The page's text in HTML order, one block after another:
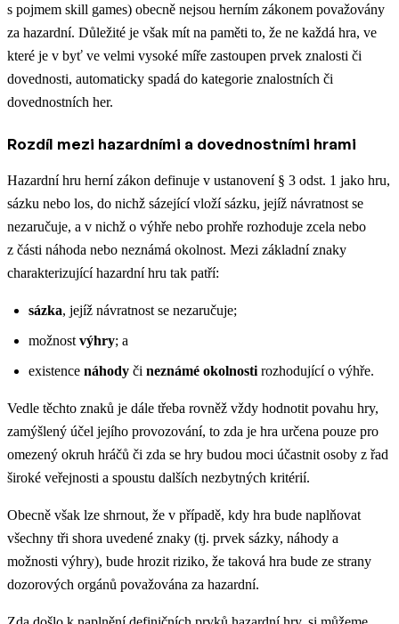
s pojmem skill games) obecně nejsou herním zákonem považovány
za hazardní. Důležité je však mít na paměti to, že ne každá hra, ve
které je v byť ve velmi vysoké míře zastoupen prvek znalosti či
dovednosti, automaticky spadá do kategorie znalostních či
dovednostních her.
Rozdíl mezi hazardními a dovednostními hrami
Hazardní hru herní zákon definuje v ustanovení § 3 odst. 1 jako hru,
sázku nebo los, do nichž sázející vloží sázku, jejíž návratnost se
nezaručuje, a v nichž o výhře nebo prohře rozhoduje zcela nebo
z části náhoda nebo neznámá okolnost. Mezi základní znaky
charakterizující hazardní hru tak patří:
sázka, jejíž návratnost se nezaručuje;
možnost výhry; a
existence náhody či neznámé okolnosti rozhodující o výhře.
Vedle těchto znaků je dále třeba rovněž vždy hodnotit povahu hry,
zamýšlený účel jejího provozování, to zda je hra určena pouze pro
omezený okruh hráčů či zda se hry budou moci účastnit osoby z řad
široké veřejnosti a spoustu dalších nezbytných kritérií.
Obecně však lze shrnout, že v případě, kdy hra bude naplňovat
všechny tři shora uvedené znaky (tj. prvek sázky, náhody a
možnosti výhry), bude hrozit riziko, že taková hra bude ze strany
dozorových orgánů považována za hazardní.